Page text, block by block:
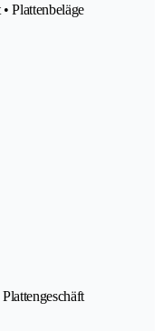
Plattenbeläge